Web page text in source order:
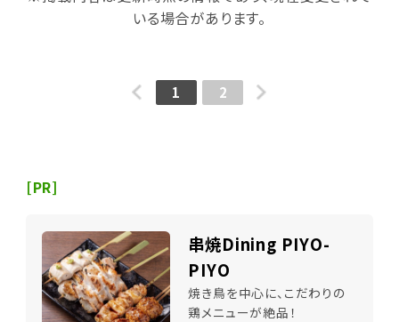
いる場合があります。
1 2
[PR]
串焼Dining PIYO-
PIYO
焼き鳥を中心に、こだわりの
鶏メニューが絶品！